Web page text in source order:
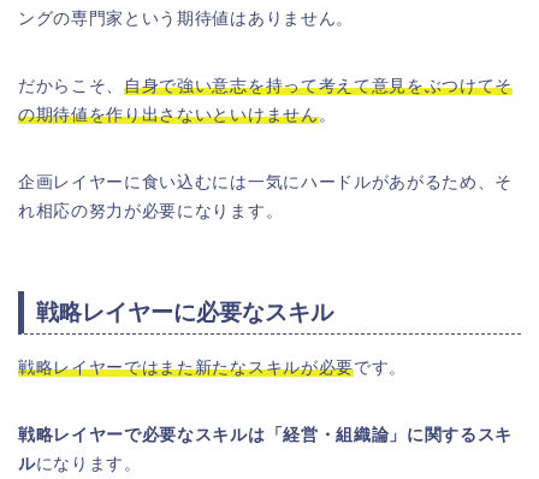
ングの専門家という期待値はありません。
だからこそ、自身で強い意志を持って考えて意見をぶつけてそ
の期待値を作り出さないといけません。
企画レイヤーに食い込むには一気にハードルがあがるため、そ
れ相応の努力が必要になります。
戦略レイヤーに必要なスキル
戦略レイヤーではまた新たなスキルが必要です。
戦略レイヤーで必要なスキルは「経営・組織論」に関するスキ
ルになります。